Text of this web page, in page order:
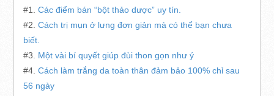
#1.Các điểm bán “bột thảo dược” uy tín.
#2.Cách trị mụn ở lưng đơn giản mà có thể bạn chưa
biết.
#3. Một vài bí quyết giúp đùi thon gọn như ý
#4.Cách làm trắng da toàn thân đảm bảo 100% chỉ sau
56 ngày